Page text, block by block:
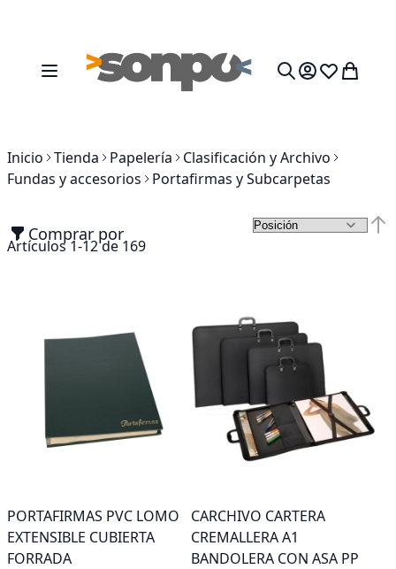
Toggle Nav Mi cesta
Inicio Tienda Papelería
Clasificación y Archivo
Fundas y accesorios
Portafirmas y Subcarpetas
Comprar por
Artículos1-12de169
PORTAFIRMAS PVC LOMO
EXTENSIBLE CUBIERTA
FORRADA
CARCHIVO CARTERA
CREMALLERA A1
BANDOLERA CON ASA PP